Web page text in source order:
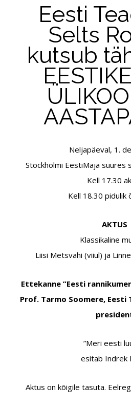
Eesti
Selts
kutsub
Neljapäeval, 1.
Stockholmi EestiMaja suures
Kell 17.30
Kell 18.30 pidulik
AKTUS
Klassikaline
Liisi Metsvahi (viiul) ja
Ettekanne ”Eesti
Prof. Tarmo Soomere, Eesti
”Meri eesti
esitab Indrek
Aktus on kõigile tasuta.